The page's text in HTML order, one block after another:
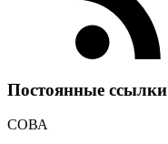
Постоянные ссылки
СОВА